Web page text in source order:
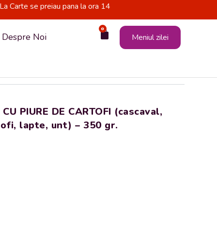
Carte se preiau pana la ora 14
Despre Noi
0
Cart Meniul zilei
PIURE DE CARTOFI (cascaval,
lapte, unt) – 350 gr.